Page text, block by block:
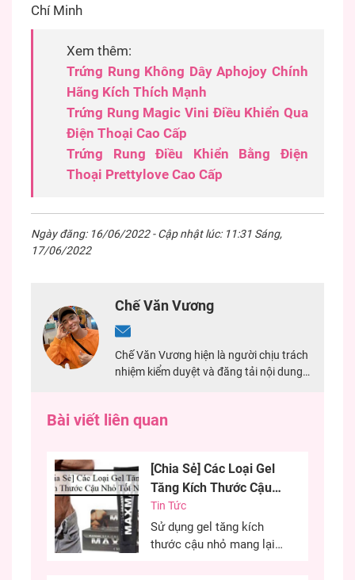
Chí Minh
Xem thêm:
Trứng Rung Không Dây Aphojoy Chính
Hãng Kích Thích Mạnh
Trứng Rung Magic Vini Điều Khiển Qua
Điện Thoại Cao Cấp
Trứng Rung Điều Khiển Bằng Điện
Thoại Prettylove Cao Cấp
Ngày đăng: 16/06/2022 - Cập nhật lúc: 11:31 Sáng,
17/06/2022
Chế Văn Vương
Chế Văn Vương hiện là người chịu trách
nhiệm kiểm duyệt và đăng tải nội dung
năm kinh nghiệm trong việc kiểm duyệt
Bài viết liên quan
[Chia Sẻ] Các Loại Gel
Tăng Kích Thước Cậu
Nhỏ Tốt Nhất
Tin Tức
Sử dụng gel tăng kích
thước cậu nhỏ mang lại